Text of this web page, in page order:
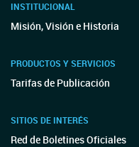
INSTITUCIONAL
Misión, Visión e Historia
PRODUCTOS Y SERVICIOS
Tarifas de Publicación
SITIOS DE INTERÉS
Red de Boletines Oficiales